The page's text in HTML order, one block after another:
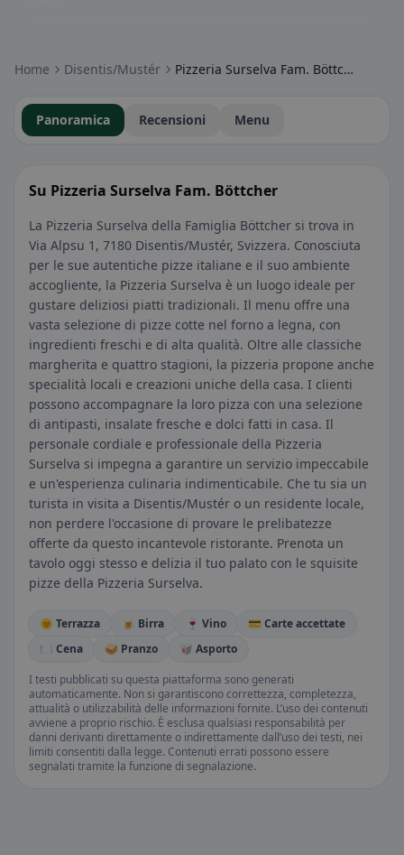
Home Disentis/Mustér Pizzeria Surselva Fam. Böttcher
Panoramica Recensioni Menu
Su Pizzeria Surselva Fam. Böttcher
La Pizzeria Surselva della Famiglia Böttcher si trova in
Via Alpsu 1, 7180 Disentis/Mustér, Svizzera. Conosciuta
per le sue autentiche pizze italiane e il suo ambiente
accogliente, la Pizzeria Surselva è un luogo ideale per
gustare deliziosi piatti tradizionali. Il menu offre una
vasta selezione di pizze cotte nel forno a legna, con
ingredienti freschi e di alta qualità. Oltre alle classiche
margherita e quattro stagioni, la pizzeria propone anche
specialità locali e creazioni uniche della casa. I clienti
possono accompagnare la loro pizza con una selezione
di antipasti, insalate fresche e dolci fatti in casa. Il
personale cordiale e professionale della Pizzeria
Surselva si impegna a garantire un servizio impeccabile
e un'esperienza culinaria indimenticabile. Che tu sia un
turista in visita a Disentis/Mustér o un residente locale,
non perdere l'occasione di provare le prelibatezze
offerte da questo incantevole ristorante. Prenota un
tavolo oggi stesso e delizia il tuo palato con le squisite
pizze della Pizzeria Surselva.
🌞 Terrazza 🍺 Birra 🍷 Vino
💳 Carte accettate
🍽️ Cena
🥪 Pranzo
🥡 Asporto
I testi pubblicati su questa piattaforma sono generati
automaticamente. Non si garantiscono correttezza, completezza,
attualità o utilizzabilità delle informazioni fornite. L’uso dei contenuti
avviene a proprio rischio. È esclusa qualsiasi responsabilità per
danni derivanti direttamente o indirettamente dall’uso dei testi, nei
limiti consentiti dalla legge. Contenuti errati possono essere
segnalati tramite la funzione di segnalazione.